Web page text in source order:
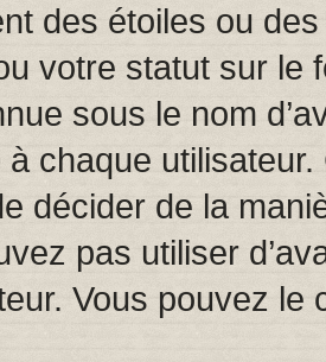
des étoiles ou
votre statut sur le
sous le nom
chaque utilisateur.
décider de la
pas utiliser
Vous pouvez